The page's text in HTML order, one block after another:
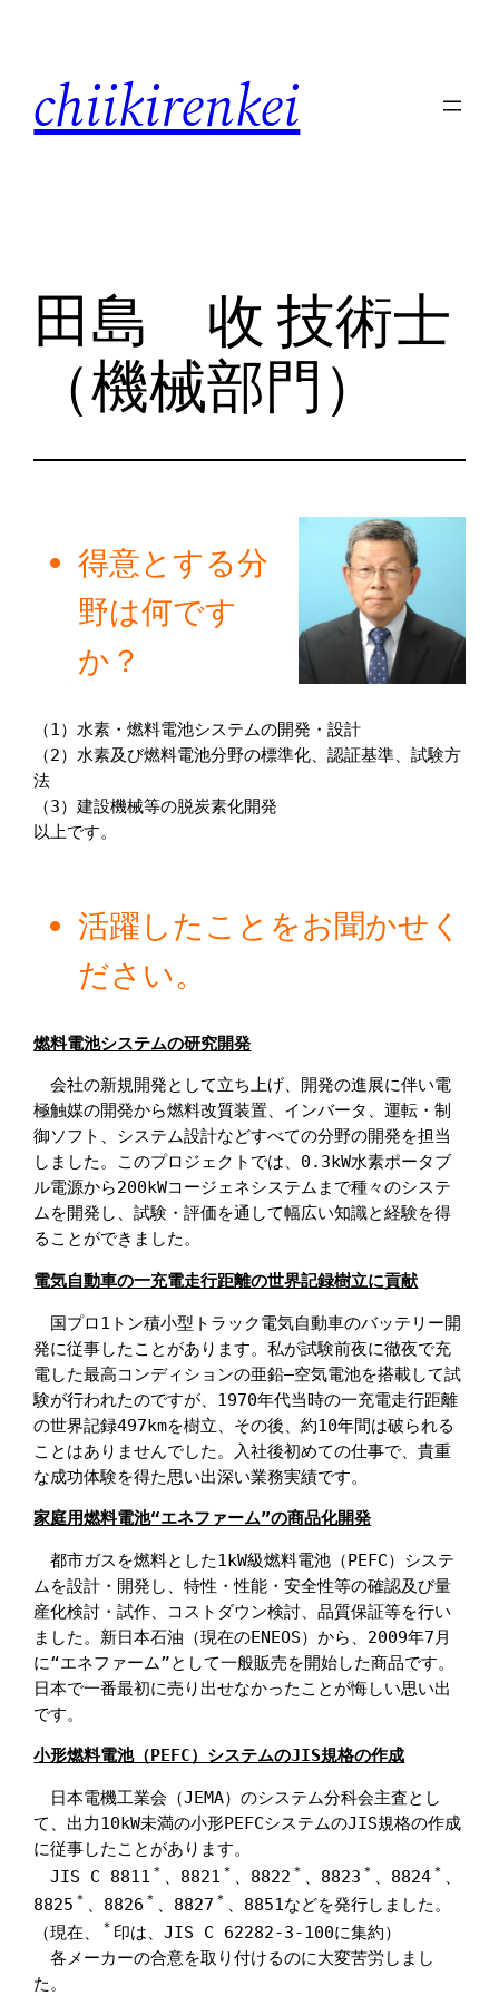
chiikirenkei
田島 收 技術士
（機械部門）
得意とする分
野は何です
か？
（1）水素・燃料電池システムの開発・設計
（2）水素及び燃料電池分野の標準化、認証基準、試験方
法
（3）建設機械等の脱炭素化開発
以上です。
活躍したことをお聞かせく
ださい。
燃料電池システムの研究開発
会社の新規開発として立ち上げ、開発の進展に伴い電
極触媒の開発から燃料改質装置、インバータ、運転・制
御ソフト、システム設計などすべての分野の開発を担当
しました。このプロジェクトでは、0.3kW水素ポータブ
ル電源から200kWコージェネシステムまで種々のシステ
ムを開発し、試験・評価を通して幅広い知識と経験を得
ることができました。
電気自動車の一充電走行距離の世界記録樹立に貢献
国プロ1トン積小型トラック電気自動車のバッテリー開
発に従事したことがあります。私が試験前夜に徹夜で充
電した最高コンディションの亜鉛―空気電池を搭載して試
験が行われたのですが、1970年代当時の一充電走行距離
の世界記録497kmを樹立、その後、約10年間は破られる
ことはありませんでした。入社後初めての仕事で、貴重
な成功体験を得た思い出深い業務実績です。
家庭用燃料電池“エネファーム”の商品化開発
都市ガスを燃料とした1kW級燃料電池（PEFC）システ
ムを設計・開発し、特性・性能・安全性等の確認及び量
産化検討・試作、コストダウン検討、品質保証等を行い
ました。新日本石油（現在のENEOS）から、2009年7月
に“エネファーム”として一般販売を開始した商品です。
日本で一番最初に売り出せなかったことが悔しい思い出
です。
小形燃料電池（PEFC）システムのJIS規格の作成
日本電機工業会（JEMA）のシステム分科会主査とし
て、出力10kW未満の小形PEFCシステムのJIS規格の作成
に従事したことがあります。
JIS C 8811 ＊ 、8821 ＊ 、8822 ＊ 、8823 ＊ 、8824 ＊
8825 ＊ 、8826 ＊ 、8827 ＊
、8851などを発行しました。
（現在、
＊ 印は、JIS C 62282-3-100に集約）
各メーカーの合意を取り付けるのに大変苦労しまし
た。